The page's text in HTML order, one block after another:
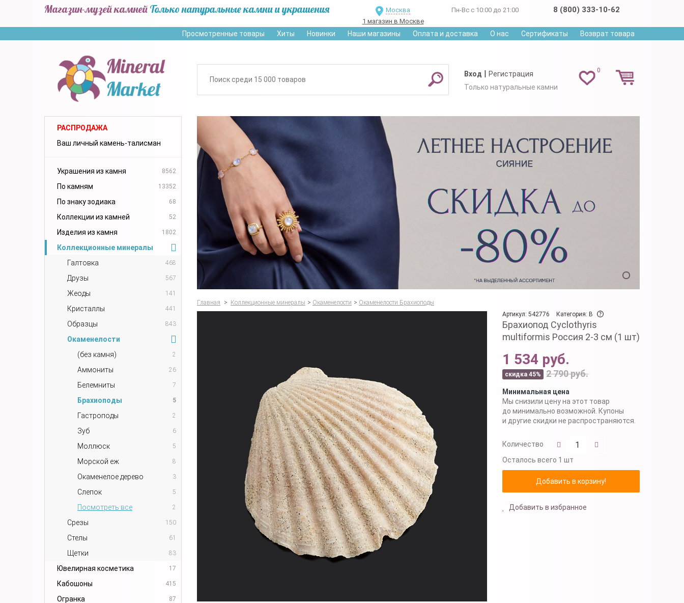
Магазин-музей камней Только натуральные камни и украшения
Москва
1 магазин в Москве
Пн-Вс с 10:00 до 21:00 8 (800) 333-10-62
Просмотренные товары Хиты Новинки Наши магазины Оплата и доставка О нас Сертификаты Возврат товара
0
Вход | Регистрация
Только натуральные камни
РАСПРОДАЖА
Ваш личный камень-талисман
Украшения из камня 8562
По камням 13352
По знаку зодиака 68
Коллекции из камней 52
Изделия из камня 1802
Коллекционные минералы
Галтовка
468
Друзы 567
Жеоды 141
Кристаллы 441
Образцы 843
Окаменелости
(без камня)
2
Аммониты 26
Белемниты 7
Брахиоподы 5
Гастроподы 2
Зуб 6
Моллюск 5
Морской еж 8
Окаменелое дерево 3
Слепок 5
Посмотреть все 2
Срезы 150
Стелы 61
Щетки 83
Ювелирная косметика 17
Кабошоны 415
Огранка 87
Главная > Коллекционные минералы > Окаменелости > Окаменелости Брахиоподы
Артикул: 542776
Категория: B
Брахиопод Cyclothyris
multiformis Россия 2-3 см (1 шт)
1 534 руб.
скидка 45% 2 790 руб.
Минимальная цена
Мы снизили цену на этот товар
до минимально возможной. Купоны
и другие скидки не распространяются.
Количество
Осталось всего 1 шт
Добавить в избранное